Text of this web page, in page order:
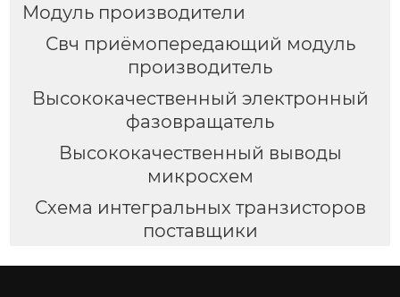
Модуль производители
Свч приёмопередающий модуль
производитель
Высококачественный электронный
фазовращатель
Высококачественный выводы
микросхем
Схема интегральных транзисторов
поставщики